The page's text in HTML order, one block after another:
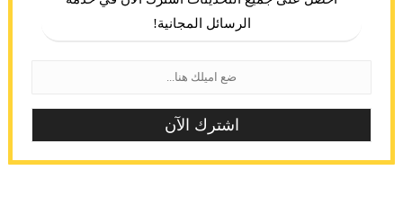
الرسائل المجانية!